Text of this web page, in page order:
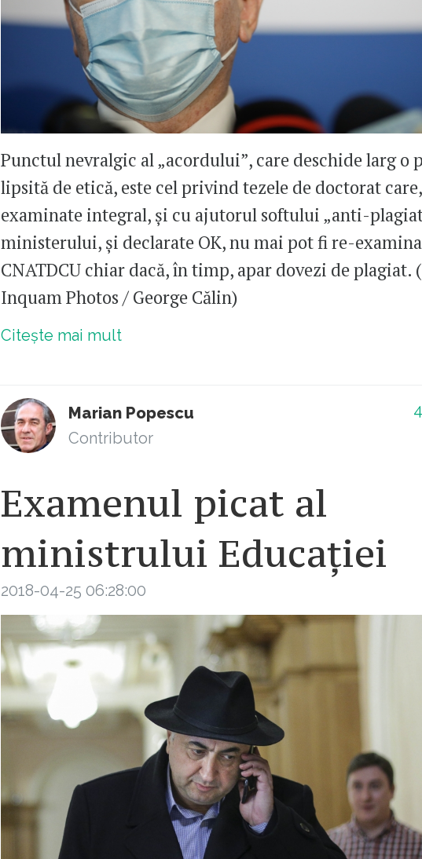
Punctul nevralgic al „acordului”, care deschide larg o
lipsită de etică, este cel privind tezele de doctorat care,
examinate integral, și cu ajutorul softului „anti-
ministerului, și declarate OK, nu mai pot fi re-
CNATDCU chiar dacă, în timp, apar dovezi de plagiat.
Inquam Photos / George Călin)
Citește mai mult
Marian Popescu
Contributor
4
Examenul picat al
ministrului Educației
2018-04-25 06:28:00